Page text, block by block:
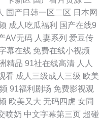
东京热 91超碰在线成人 韩国伦
91草莓在线看 久久99国产精品
色综合 1024在线视频 成人午
级大片 国产69AV视频 丝袜人
费观看 欧美丝袜足交 91性情
国产日韩一区二区 日本网
成人吃瓜福利 国产在线9
AV无码 人妻系列 爱豆传
幕在线 免费在线小视频
精品 91社在线高清 人人
看 成人三级成人三级 欧美
91福利剧场 免费影视观
欧美又大 无码四虎 女同
喷奶 中文字幕第三页 超碰